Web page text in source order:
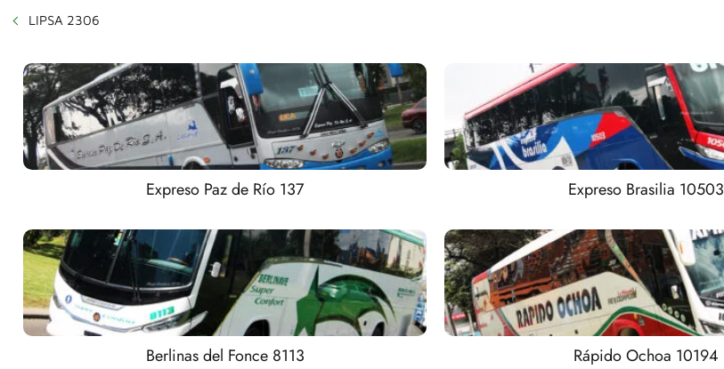
LIPSA 2306
Expreso Paz de Río 137 Expreso Brasilia 10503
Berlinas del Fonce 8113 Rápido Ochoa 10194